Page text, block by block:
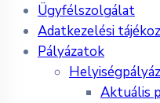
Ügyfélszolgálat
Adatkezelési
Pályázatok
Aktuális